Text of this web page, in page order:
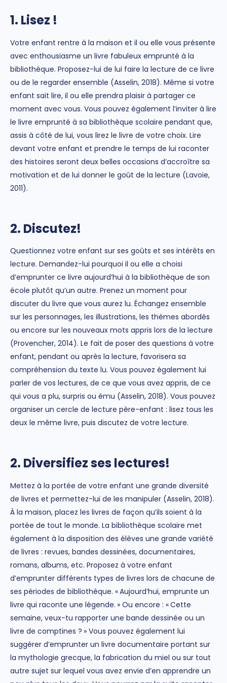
1. Lisez !
Votre enfant rentre à la maison et il ou elle vous présente
avec enthousiasme un livre fabuleux emprunté à la
bibliothèque. Proposez-lui de lui faire la lecture de ce livre
ou de le regarder ensemble (Asselin, 2018). Même si votre
enfant sait lire, il ou elle prendra plaisir à partager ce
moment avec vous. Vous pouvez également l’inviter à lire
le livre emprunté à sa bibliothèque scolaire pendant que,
assis à côté de lui, vous lirez le livre de votre choix. Lire
devant votre enfant et prendre le temps de lui raconter
des histoires seront deux belles occasions d’accroître sa
motivation et de lui donner le goût de la lecture (Lavoie,
2011).
2. Discutez!
Questionnez votre enfant sur ses goûts et ses intérêts en
lecture. Demandez-lui pourquoi il ou elle a choisi
d’emprunter ce livre aujourd’hui à la bibliothèque de son
école plutôt qu’un autre. Prenez un moment pour
discuter du livre que vous aurez lu. Échangez ensemble
sur les personnages, les illustrations, les thèmes abordés
ou encore sur les nouveaux mots appris lors de la lecture
(Provencher, 2014). Le fait de poser des questions à votre
enfant, pendant ou après la lecture, favorisera sa
compréhension du texte lu. Vous pouvez également lui
parler de vos lectures, de ce que vous avez appris, de ce
qui vous a plu, surpris ou ému (Asselin, 2018). Vous pouvez
organiser un cercle de lecture père-enfant : lisez tous les
deux le même livre, puis discutez de votre lecture.
2. Diversifiez ses lectures!
Mettez à la portée de votre enfant une grande diversité
de livres et permettez-lui de les manipuler (Asselin, 2018).
À la maison, placez les livres de façon qu’ils soient à la
portée de tout le monde. La bibliothèque scolaire met
également à la disposition des élèves une grande variété
de livres : revues, bandes dessinées, documentaires,
romans, albums, etc. Proposez à votre enfant
d’emprunter différents types de livres lors de chacune de
ses périodes de bibliothèque. « Aujourd’hui, emprunte un
livre qui raconte une légende. » Ou encore : « Cette
semaine, veux-tu rapporter une bande dessinée ou un
livre de comptines ? » Vous pouvez également lui
suggérer d’emprunter un livre documentaire portant sur
la mythologie grecque, la fabrication du miel ou sur tout
autre sujet sur lequel vous avez envie d’en apprendre un